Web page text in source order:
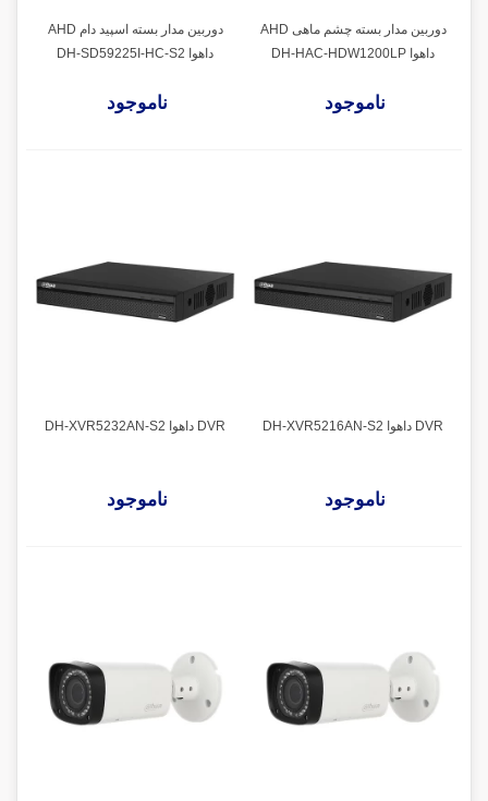
دوربین مدار بسته چشم ماهی AHD
داهوا DH-HAC-HDW1200LP
ناموجود
دوربین مدار بسته اسپید دام AHD
داهوا DH-SD59225I-HC-S2
ناموجود
DVR داهوا DH-XVR5216AN-S2
ناموجود
DVR داهوا DH-XVR5232AN-S2
ناموجود